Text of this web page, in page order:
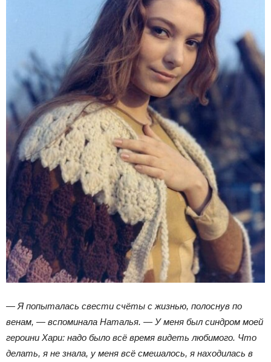
— Я попыталась свести счёты с жизнью, полоснув по
венам, — вспоминала Наталья. — У меня был синдром моей
героини Хари: надо было всё время видеть любимого. Что
делать, я не знала, у меня всё смешалось, я находилась в